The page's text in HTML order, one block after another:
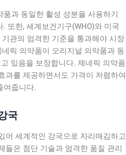
과 동일한 활성 성분을 사용하기
또한, 세계보건기구(WHO)와 미국
관의 엄격한 기준을 통과해야 시장
릭 의약품이 오리지널 의약품과 동
있음을 보장합니다. 제네릭 의약품
과를 제공하면서도 가격이 저렴하여
여줍니다.
국
어 세계적인 강국으로 자리매김하고
들은 첨단 기술과 엄격한 품질 관리